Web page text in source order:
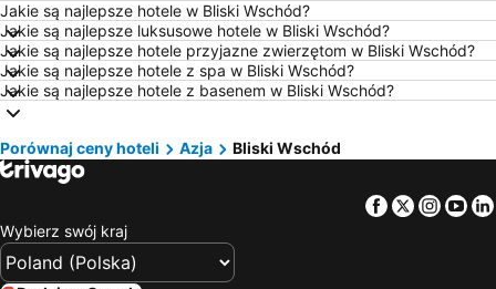
Hotele — Rzym
Hotele — Barcelona
Hotele — Szczyrk
Hotele — Szczawnica
Hotele — Wisła
Hotele — zachodniopomorskie
Hotele — wybrzeże Chorwacji
Hotele — Majorka
Hotele — Turcja
Hotele — Jezioro Garda
Hotele — Bieszczady
Hotele — Albania
Hotele — Sardynia
Jakie są najlepsze hotele w Bliski Wschód?
Jakie są najlepsze luksusowe hotele w Bliski Wschód?
Jakie są najlepsze hotele przyjazne zwierzętom w Bliski Wschód?
Jakie są najlepsze hotele z spa w Bliski Wschód?
Jakie są najlepsze hotele z basenem w Bliski Wschód?
Porównaj ceny hoteli Azja Bliski Wschód
Facebook
Twitter
Wybierz swój kraj